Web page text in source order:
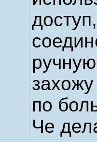
по
Че